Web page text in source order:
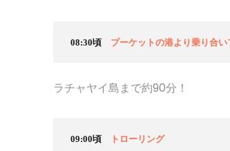
08:30頃 プーケットの港より乗り合
ラチャヤイ島まで約90分！
09:00頃 トローリング